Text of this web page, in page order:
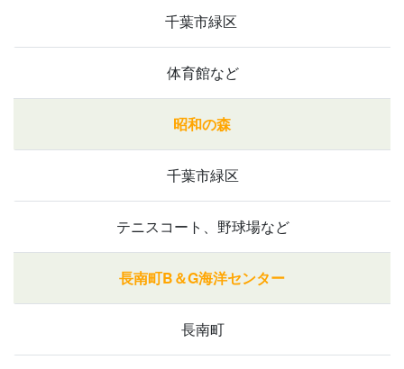
千葉市緑区
体育館など
昭和の森
千葉市緑区
テニスコート、野球場など
長南町B＆G海洋センター
長南町